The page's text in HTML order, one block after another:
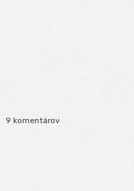
9 komentárov